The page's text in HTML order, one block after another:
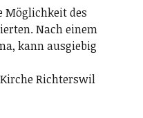
Möglichkeit des
Nach einem
kann ausgiebig
Richterswil